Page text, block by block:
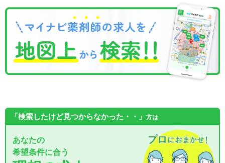
「検索したけど見つからなかった・・」 方は
あなたの
希望条件に合う